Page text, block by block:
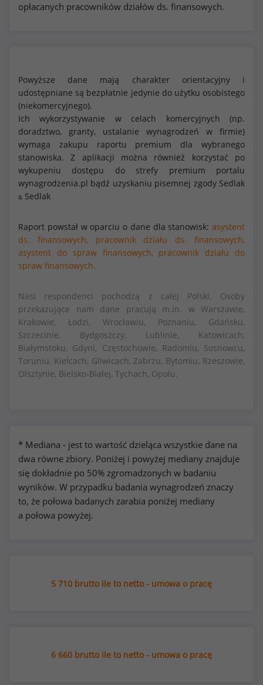
opłacanych pracowników działów ds. finansowych.
Powyższe dane mają charakter orientacyjny i
udostępniane są bezpłatnie jedynie do użytku osobistego
(niekomercyjnego).
Ich wykorzystywanie w celach komercyjnych (np.
doradztwo, granty, ustalanie wynagrodzeń w firmie)
wymaga zakupu raportu premium dla wybranego
stanowiska. Z aplikacji można również korzystać po
wykupeniu dostępu do strefy premium portalu
wynagrodzenia.pl bądź uzyskaniu pisemnej zgody Sedlak
& Sedlak
Raport powstał w oparciu o dane dla stanowisk: asystent
ds. finansowych,
pracownik działu ds. finansowych,
asystent do spraw finansowych, pracownik działu do
spraw finansowych.
Nasi respondenci pochodzą z całej Polski. Osoby
przekazujące nam dane pracują m.in. w Warszawie,
Krakowie, Łodzi, Wrocławiu, Poznaniu, Gdańsku,
Szczecinie, Bydgoszczy, Lublinie, Katowicach,
Białymstoku, Gdyni, Częstochowie, Radomiu, Sosnowcu,
Toruniu, Kielcach, Gliwicach, Zabrzu, Bytomiu, Rzeszowie,
Olsztynie, Bielsko-Białej, Tychach, Opolu.
* Mediana - jest to wartość dzieląca wszystkie dane na
dwa równe zbiory. Poniżej i powyżej mediany znajduje
się dokładnie po 50% zgromadzonych w badaniu
wyników. W przypadku badania wynagrodzeń znaczy
to, że połowa badanych zarabia poniżej mediany
a połowa powyżej.
5 710 brutto ile to netto - umowa o pracę
6 660 brutto ile to netto - umowa o pracę